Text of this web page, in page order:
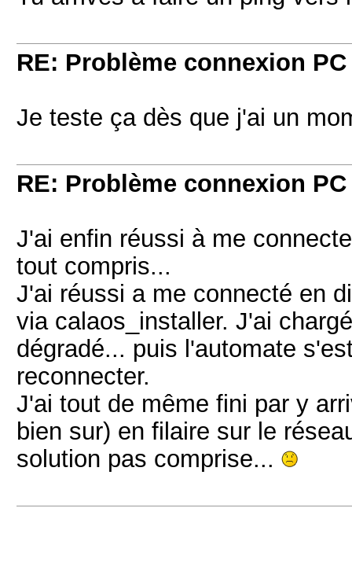
RE: Problème connexion
Je teste ça dès que j'ai un
RE: Problème connexion
J'ai enfin réussi à me
tout compris...
J'ai réussi a me connecté en
via calaos_installer. J'ai
dégradé... puis l'automate
reconnecter.
J'ai tout de même fini par y
bien sur) en filaire sur le
solution pas comprise...